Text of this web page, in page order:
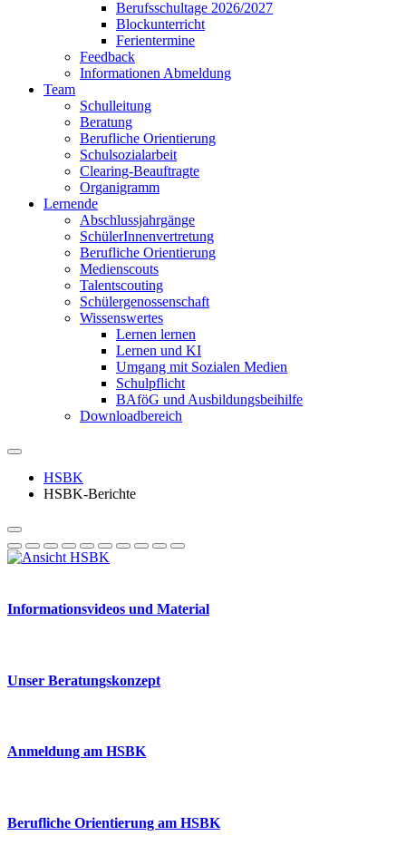
Berufsschultage 2026/2027
Blockunterricht
Ferientermine
Feedback
Informationen Abmeldung
Team
Schulleitung
Beratung
Berufliche Orientierung
Schulsozialarbeit
Clearing-Beauftragte
Organigramm
Lernende
Abschlussjahrgänge
SchülerInnenvertretung
Berufliche Orientierung
Medienscouts
Talentscouting
Schüler­genossen­schaft
Wissenswertes
Lernen lernen
Lernen und KI
Umgang mit Sozialen Medien
Schulpflicht
BAföG und Ausbildungsbeihilfe
Downloadbereich
HSBK
HSBK-Berichte
Informationsvideos und Material
Unser Beratungskonzept
Anmeldung am HSBK
Berufliche Orientierung am HSBK